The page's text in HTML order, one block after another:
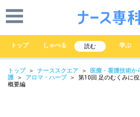
トップ しゃべる 読む 学ぶ
トップ ＞ ナーススクエア ＞ 医療・看護技術か
護
＞ アロマ・ハーブ ＞ 第10回 足のむくみに
概要編